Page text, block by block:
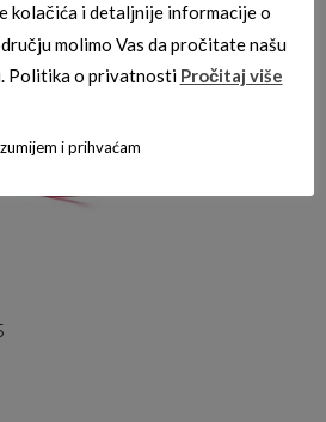
kolačića i detaljnije informacije o
molimo Vas da pročitate našu
Politika o privatnosti Pročitaj više
i prihvaćam